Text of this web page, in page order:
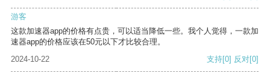
游客
这款加速器app的价格有点贵，可以适当降低一些。我个人觉得，一款加
速器app的价格应该在50元以下才比较合理。
2024-10-22
支持[0] 反对[0]